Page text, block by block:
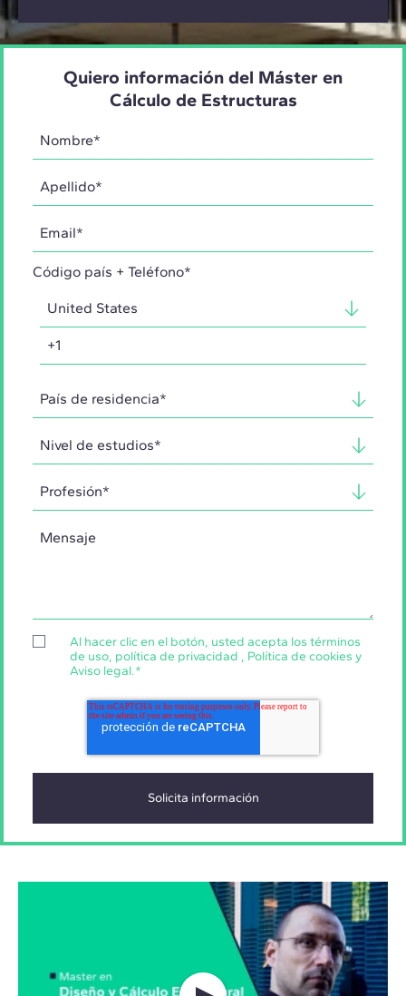
Quiero información del Máster en
Cálculo de Estructuras
Código país + Teléfono*
Al hacer clic en el botón, usted acepta los términos
de uso, política de privacidad , Política de cookies y
Aviso legal.*